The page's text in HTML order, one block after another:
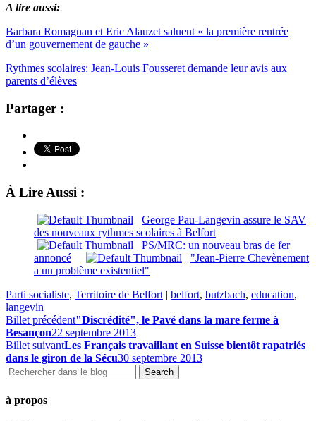
A lire aussi:
Barbara Romagnan et Eric Alauzet saluent « la première rentrée
d’un gouvernement de gauche »
Rythmes scolaires: Jean-Louis Fousseret demande leur avis aux
parents d’élèves
Partager :
À Lire Aussi :
George Pau-Langevin assure le SAV
des nouveaux rythmes scolaires à Belfort
PS/MRC: un nouveau bras de fer
annoncé
"Jean-Pierre Chevènement
a un problème existentiel"
Parti socialiste, Territoire de Belfort | belfort, butzbach, education,
langevin
Billet précédent"Discrédité", le Pavé dans la mare ferme à
Besançon22 septembre 2013
Billet suivantLes Français travaillant en Suisse bientôt rapatriés
dans le giron de la Sécu30 septembre 2013
à propos